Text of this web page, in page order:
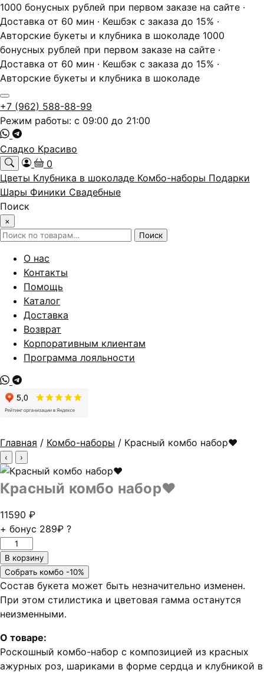
1000 бонусных рублей при первом заказе на сайте ·
Доставка от 60 мин · Кешбэк с заказа до 15% ·
Авторские букеты и клубника в шоколаде 1000
бонусных рублей при первом заказе на сайте ·
Доставка от 60 мин · Кешбэк с заказа до 15% ·
Авторские букеты и клубника в шоколаде
+7 (962) 588-88-99
Режим работы: с 09:00 до 21:00
Сладко Красиво
0
Цветы Клубника в шоколаде Комбо-наборы Подарки
Шары Финики Свадебные
Поиск
×
Искать: Поиск
О нас
Контакты
Помощь
Каталог
Доставка
Возврат
Корпоративным клиентам
Программа лояльности
Главная / Комбо-наборы / Красный комбо набор❤
‹ ›
Красный комбо набор❤
11590 ₽
+ бонус 289₽ ?
Количество
товара
Красный
комбо
набор
❤
В корзину
Собрать комбо -10%
Состав букета может быть незначительно изменен.
При этом стилистика и цветовая гамма останутся
неизменными.
О товаре:
Роскошный комбо-набор с композицией из красных
ажурных роз, шариками в форме сердца и клубникой в